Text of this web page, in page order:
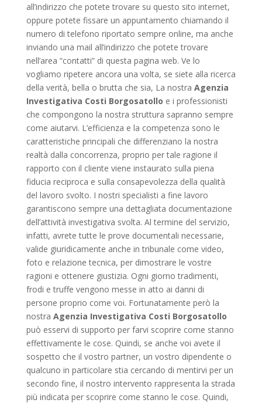
all’indirizzo che potete trovare su questo sito internet,
oppure potete fissare un appuntamento chiamando il
numero di telefono riportato sempre online, ma anche
inviando una mail all’indirizzo che potete trovare
nell’area “contatti” di questa pagina web. Ve lo
vogliamo ripetere ancora una volta, se siete alla ricerca
della verità, bella o brutta che sia, La nostra Agenzia
Investigativa Costi Borgosatollo e i professionisti
che compongono la nostra struttura sapranno sempre
come aiutarvi. L’efficienza e la competenza sono le
caratteristiche principali che differenziano la nostra
realtà dalla concorrenza, proprio per tale ragione il
rapporto con il cliente viene instaurato sulla piena
fiducia reciproca e sulla consapevolezza della qualità
del lavoro svolto. I nostri specialisti a fine lavoro
garantiscono sempre una dettagliata documentazione
dell’attività investigativa svolta. Al termine del servizio,
infatti, avrete tutte le prove documentali necessarie,
valide giuridicamente anche in tribunale come video,
foto e relazione tecnica, per dimostrare le vostre
ragioni e ottenere giustizia. Ogni giorno tradimenti,
frodi e truffe vengono messe in atto ai danni di
persone proprio come voi. Fortunatamente però la
nostra Agenzia Investigativa Costi Borgosatollo
può esservi di supporto per farvi scoprire come stanno
effettivamente le cose. Quindi, se anche voi avete il
sospetto che il vostro partner, un vostro dipendente o
qualcuno in particolare stia cercando di mentirvi per un
secondo fine, il nostro intervento rappresenta la strada
più indicata per scoprire come stanno le cose. Quindi,